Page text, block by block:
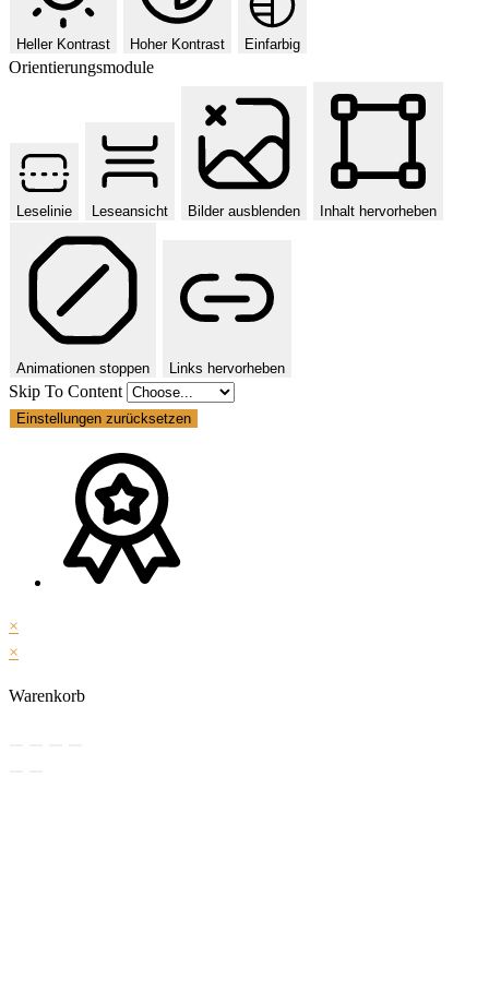
Heller Kontrast Hoher Kontrast Einfarbig
Orientierungsmodule
Leselinie Leseansicht Bilder ausblenden Inhalt hervorheben
Animationen stoppen Links hervorheben
Skip To Content
Einstellungen zurücksetzen
×
×
Warenkorb